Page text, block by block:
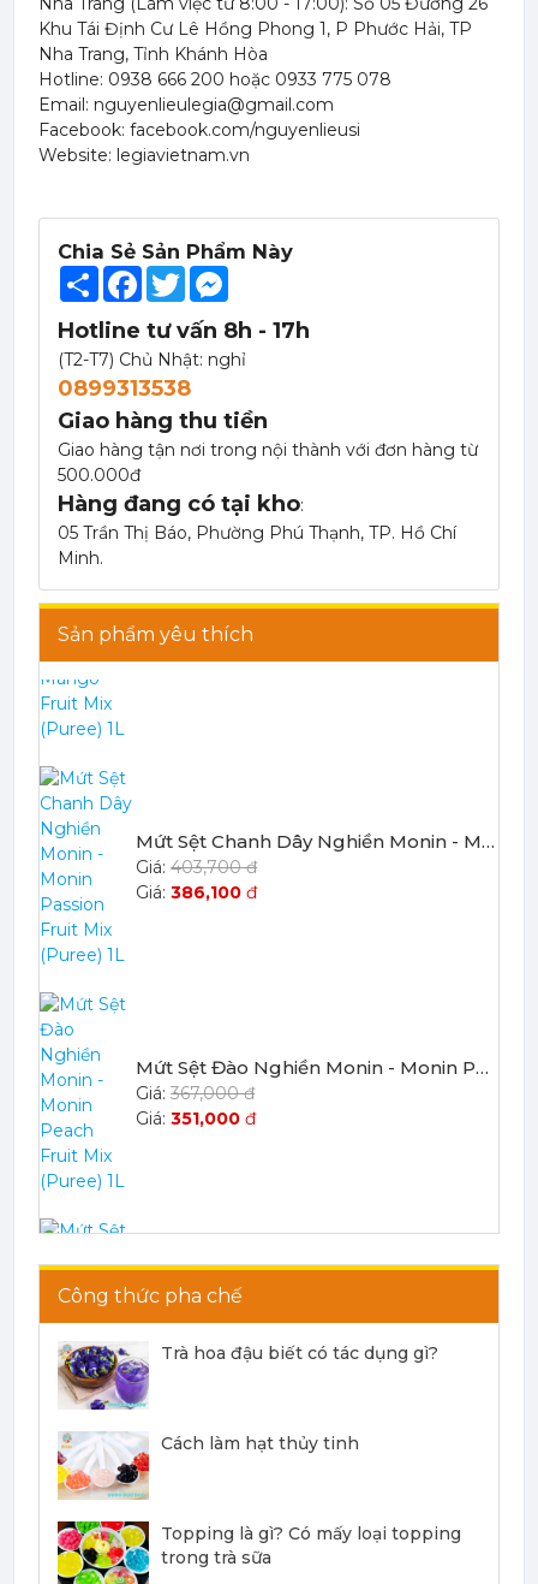
Chia Sẻ Sản Phẩm Này
ShareFacebook
Twitter
Hotline tư vấn 8h - 17h
(T2-T7) Chủ Nhật: nghỉ
0899313538
Giao hàng thu tiền
Giao hàng tận nơi trong nội thành với đơn hàng từ
500.000đ
Hàng đang có tại kho:
05 Trần Thị Báo, Phường Phú Thạnh, TP. Hồ Chí
Minh.
Sản phẩm yêu thích
351,000đ
351,000đ
367,000 đ
351,000đ
Mứt Sệt Xoài Nghiền Monin - Monin Mango Fruit Mix (Puree) 1L
367,000 đ
351,000đ
Mứt Sệt Chanh Dây Nghiền Monin - Monin Passion Fruit Mix (Puree) 1L
403,700 đ
386,100 đ
Mứt Sệt Đào Nghiền Monin - Monin Peach Fruit Mix (Puree) 1L
367,000 đ
351,000 đ
367,000 đ
351,000đ
442,750 đ
422,050đ
Công thức pha chế
Trà hoa đậu biết có tác dụng gì?
Cách làm hạt thủy tinh
Topping là gì? Có mấy loại topping
trong trà sữa
Khu Tái Định Cư Lê Hồng Phong 1, P Phước Hải, TP
Nha Trang, Tỉnh Khánh Hòa
Hotline: 0938 666 200 hoặc 0933 775 078
Email: nguyenlieulegia@gmail.com
Facebook: facebook.com/nguyenlieusi
Website: legiavietnam.vn